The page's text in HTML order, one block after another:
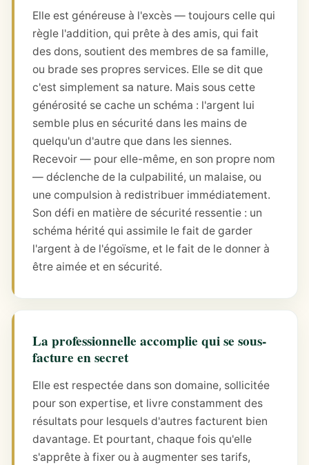
Elle est généreuse à l'excès — toujours celle qui
règle l'addition, qui prête à des amis, qui fait
des dons, soutient des membres de sa famille,
ou brade ses propres services. Elle se dit que
c'est simplement sa nature. Mais sous cette
générosité se cache un schéma : l'argent lui
semble plus en sécurité dans les mains de
quelqu'un d'autre que dans les siennes.
Recevoir — pour elle-même, en son propre nom
— déclenche de la culpabilité, un malaise, ou
une compulsion à redistribuer immédiatement.
Son défi en matière de sécurité ressentie : un
schéma hérité qui assimile le fait de garder
l'argent à de l'égoïsme, et le fait de le donner à
être aimée et en sécurité.
La professionnelle accomplie qui se sous-
facture en secret
Elle est respectée dans son domaine, sollicitée
pour son expertise, et livre constamment des
résultats pour lesquels d'autres facturent bien
davantage. Et pourtant, chaque fois qu'elle
s'apprête à fixer ou à augmenter ses tarifs,